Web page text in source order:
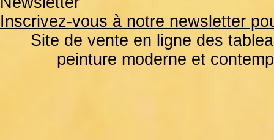
Inscrivez-vous à notre newsletter
Site de vente en ligne des
peinture moderne et